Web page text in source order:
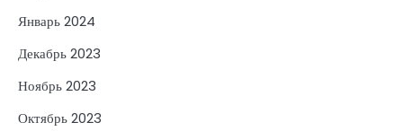
Январь 2024
Декабрь 2023
Ноябрь 2023
Октябрь 2023